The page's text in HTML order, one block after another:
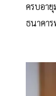
ครบอา
ธนาคา